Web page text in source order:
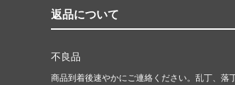
返品について
不良品
商品到着後速やかにご連絡ください。乱丁、落